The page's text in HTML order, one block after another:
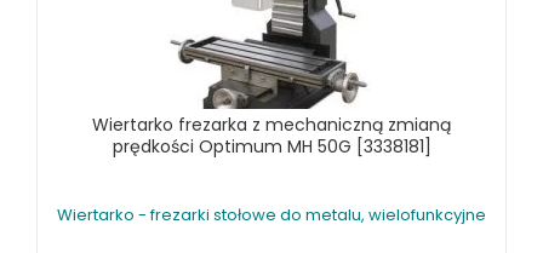
URZĄDZENIA WIELOCZYNNOŚCIOWE
WALCARKI DO BLACHY
WIERTARKI KOLUMNOWE, SŁUPOWE, STOŁOWE
WIERTARKI MAGNETYCZNE
WYKRAWARKI DO BLACHY, PNEUMATYCZNE
Wiertarko frezarka z mechaniczną zmianą
prędkości Optimum MH 50G [3338181]
Wiertarko - frezarki stołowe do metalu, wielofunkcyjne